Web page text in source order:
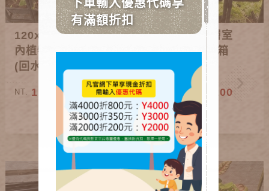
120x45cm多層室
內植物燈栽培箱
(回水款)
NT. 1,600~10,300
90x45cm多層室
內植物燈栽培箱
(回水款)
1,200~8,200